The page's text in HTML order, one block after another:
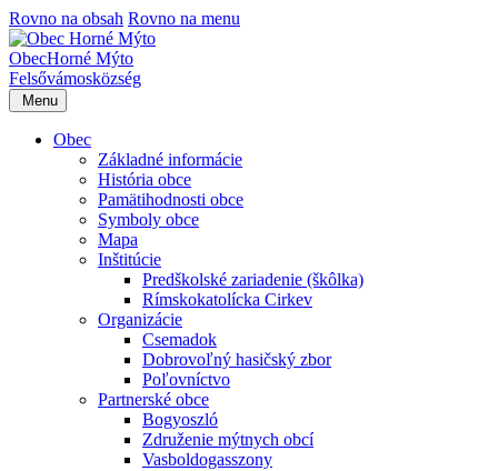
Rovno na obsah Rovno na menu
ObecHorné Mýto
Felsővámosközség
Menu
Obec
Základné informácie
História obce
Pamätihodnosti obce
Symboly obce
Mapa
Inštitúcie
Predškolské zariadenie (škôlka)
Rímskokatolícka Cirkev
Organizácie
Csemadok
Dobrovoľný hasičský zbor
Poľovníctvo
Partnerské obce
Bogyoszló
Združenie mýtnych obcí
Vasboldogasszony